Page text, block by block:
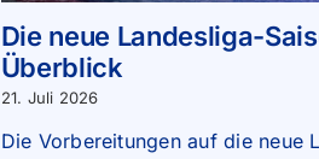
Die neue Landesliga-
Überblick
21. Juli 2026
Die Vorbereitungen auf die neue